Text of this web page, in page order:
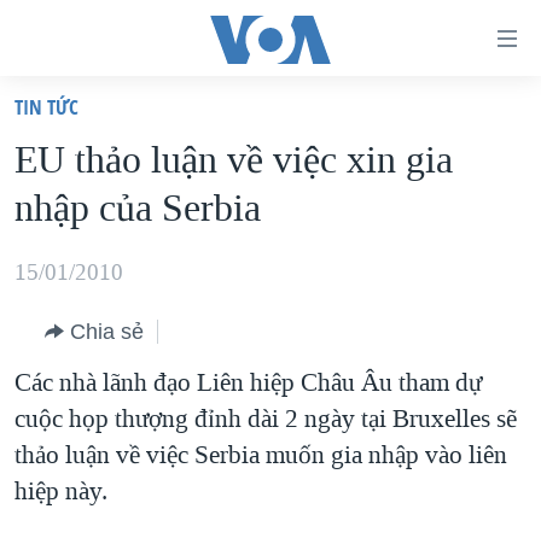
truy
cập
Tới
dung
chính
điều
hướng
chính
Đi
VIỆT NAM
HOA KỲ
BIỂN ĐÔNG
BLOG
DIỄN ĐÀN
MỤC
TỰ DO BÁO CHÍ
CHUYÊN ĐỀ
TIN TỨC
EU thảo luận về việc xin gia
nhập của Serbia
15/01/2010
Chia sẻ
Các nhà lãnh đạo Liên hiệp Châu Âu tham dự
cuộc họp thượng đỉnh dài 2 ngày tại Bruxelles sẽ
thảo luận về việc Serbia muốn gia nhập vào liên
hiệp này.